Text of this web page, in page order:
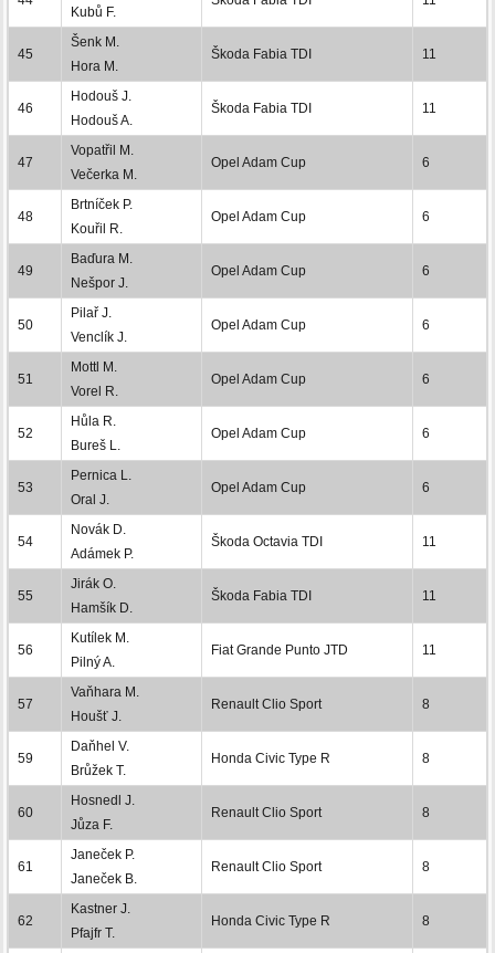
Kubů F.
45
Šenk M.
Hora M.
Škoda Fabia TDI 11
46
Hodouš J.
Hodouš A.
Škoda Fabia TDI 11
47
Vopatřil M.
Večerka M.
Opel Adam Cup 6
48
Brtníček P.
Kouřil R.
Opel Adam Cup 6
49
Baďura M.
Nešpor J.
Opel Adam Cup 6
50
Pilař J.
Venclík J.
Opel Adam Cup 6
51
Mottl M.
Vorel R.
Opel Adam Cup 6
52
Hůla R.
Bureš L.
Opel Adam Cup 6
53
Pernica L.
Oral J.
Opel Adam Cup 6
54
Novák D.
Adámek P.
Škoda Octavia TDI 11
55
Jirák O.
Hamšík D.
Škoda Fabia TDI 11
56
Kutílek M.
Pilný A.
Fiat Grande Punto JTD 11
57
Vaňhara M.
Houšť J.
Renault Clio Sport 8
59
Daňhel V.
Brůžek T.
Honda Civic Type R 8
60
Hosnedl J.
Jůza F.
Renault Clio Sport 8
61
Janeček P.
Janeček B.
Renault Clio Sport 8
62
Kastner J.
Pfajfr T.
Honda Civic Type R 8